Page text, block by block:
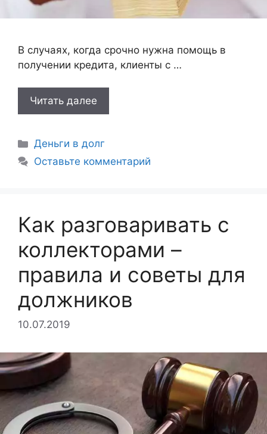
В случаях, когда срочно нужна помощь в
получении кредита, клиенты с …
Читать далее
Рубрики
Деньги в долг
Оставьте комментарий
Как разговаривать с
коллекторами –
правила и советы для
должников
10.07.2019